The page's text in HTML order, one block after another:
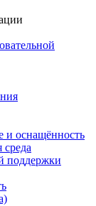
и оснащённость
среда
поддержки